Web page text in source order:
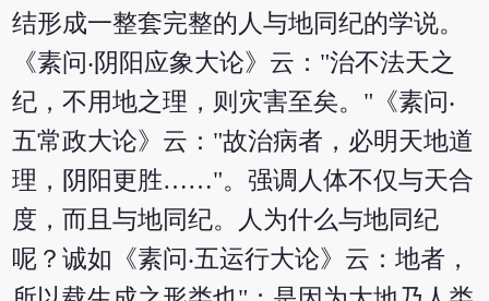
结形成一整套完整的人与地同纪的学说。
《素问‧阴阳应象大论》云："治不法天之
纪，不用地之理，则灾害至矣。"《素问‧
五常政大论》云："故治病者，必明天地道
理，阴阳更胜……"。强调人体不仅与天合
度，而且与地同纪。人为什么与地同纪
呢？诚如《素问‧五运行大论》云：地者，